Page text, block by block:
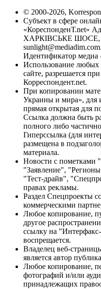
© 2000-2026,
Субъект в сфере
«КореспонденТ.net»
ХАРКІВСЬКЕ ШОСЕ,
Идентификатор медиа
Использование любых
сайте, разрешается
Корреспондент.net.
При копировании
Украины и мира», для
прямая открытая для
Ссылка должна быть
полного либо
Гиперссылка (для
размещена в
материала.
Новости с пометками
"Заявление",
"Тест-драйв",
правах рекламы.
Раздел Спецпроекты
коммерческими
Любое копирование,
другое
ссылку на
воспрещается.
Владелец веб-
является автор
Любое копирование,
фотографий и/или
принадлежащих